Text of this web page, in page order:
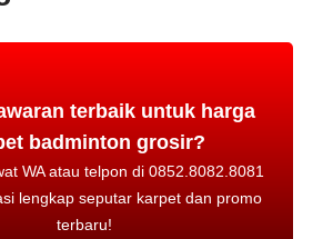
terbaik untuk harga
badminton grosir?
WA atau telpon di 0852.8082.8081
lengkap seputar karpet dan promo
terbaru!